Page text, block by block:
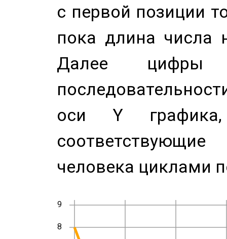
с первой позиции
пока длина числа
Далее цифры
оси Y
человека циклами